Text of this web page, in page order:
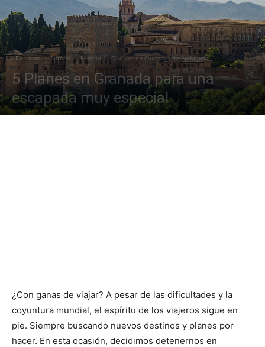
Destinos Europa España Qué ver en Ciudades de Andalucía
5 Planes en Granada para una
escapada muy especial
¿Con ganas de viajar? A pesar de las dificultades y la
coyuntura mundial, el espíritu de los viajeros sigue en
pie. Siempre buscando nuevos destinos y planes por
hacer. En esta ocasión, decidimos detenernos en